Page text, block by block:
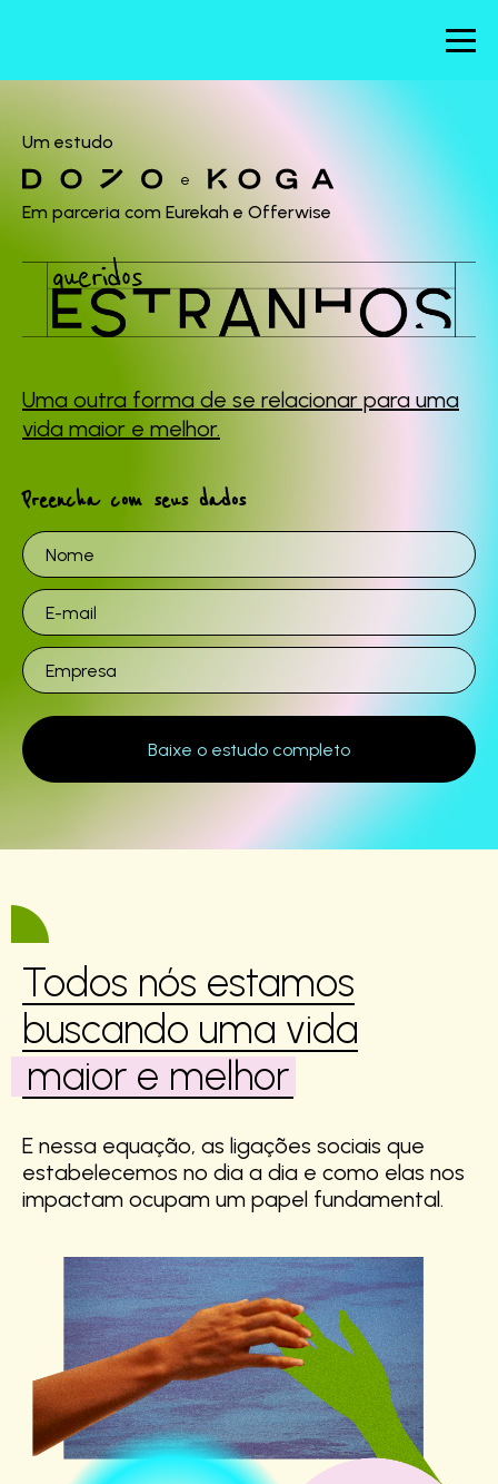
Um estudo
e
Em parceria com Eurekah e Offerwise
Uma outra forma de se relacionar para uma
vida maior e melhor.
Preencha com seus dados
Todos nós estamos
buscando uma vida
maior e melhor
E nessa equação, as ligações sociais que
estabelecemos no dia a dia e como elas nos
impactam ocupam um papel fundamental.